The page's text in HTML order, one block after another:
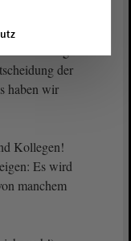
geht
in sehr
der
haben wir
Kollegen!
Es wird
manchem